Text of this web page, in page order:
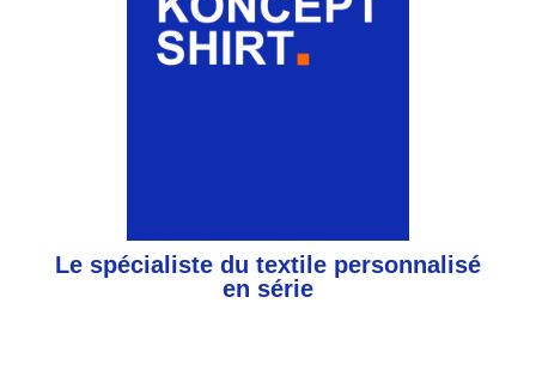
Le spécialiste du textile personnalisé
en série